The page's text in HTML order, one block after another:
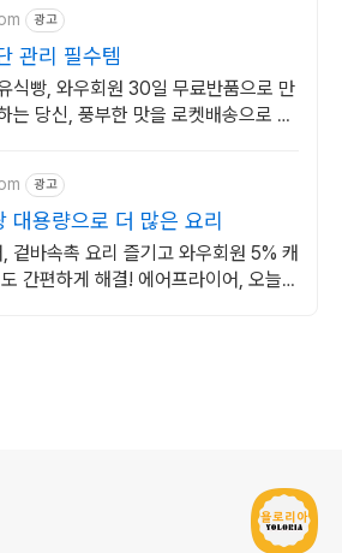
광고
관리 필수템
식빵, 와우회원 30일 무료반품으로 만
는 당신, 풍부한 맛을 로켓배송으로 신
광고
대용량으로 더 많은 요리
겉바속촉 요리 즐기고 와우회원 5% 캐
간편하게 해결! 에어프라이어, 오늘주